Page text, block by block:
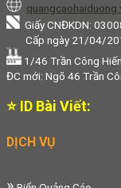
Giấy CNĐKDN:
Cấp ngày 21/04/
1/46 Trần Công
ĐC mới: Ngõ 46 Trần
⭐ ID Bài Viết:
DỊCH VỤ